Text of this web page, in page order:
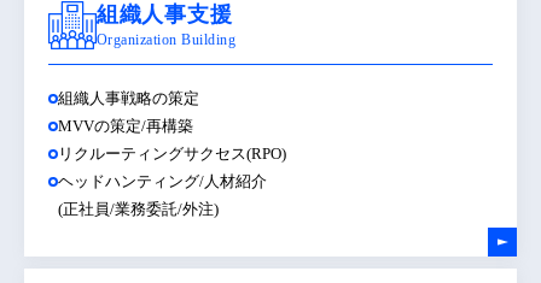
組織人事支援
Organization Building
組織人事戦略の策定
MVVの策定/再構築
リクルーティングサクセス(RPO)
ヘッドハンティング/人材紹介
(正社員/業務委託/外注)